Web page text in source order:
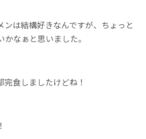
ンは結構好きなんですが、ちょっと
なぁと思いました。
食しましたけどね！